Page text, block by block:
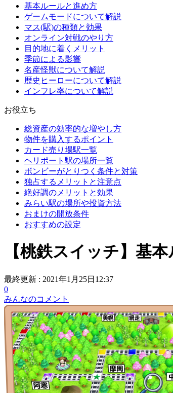
基本ルールと進め方
ゲームモードについて解説
マス(駅)の種類と効果
オンライン対戦のやり方
目的地に着くメリット
季節による影響
名産怪獣について解説
歴史ヒーローについて解説
インフレ率について解説
お役立ち
総資産の効率的な増やし方
物件を購入するポイント
カード売り場駅一覧
ヘリポート駅の場所一覧
ボンビーがとりつく条件と対策
独占するメリットと注意点
絶好調のメリットと効果
みらい駅の場所や投資方法
おまけの開放条件
おすすめの設定
【桃鉄スイッチ】基
最終更新 : 2021年1月25日12:37
0
みんなのコメント